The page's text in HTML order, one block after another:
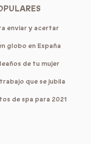
enviar y acertar
globo en España
de tu mujer
que se jubila
de spa para 2021